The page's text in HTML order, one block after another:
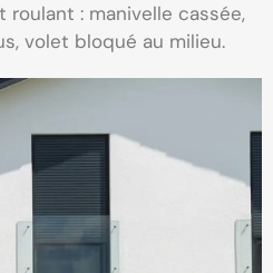
: manivelle cassée,
volet bloqué au milieu.